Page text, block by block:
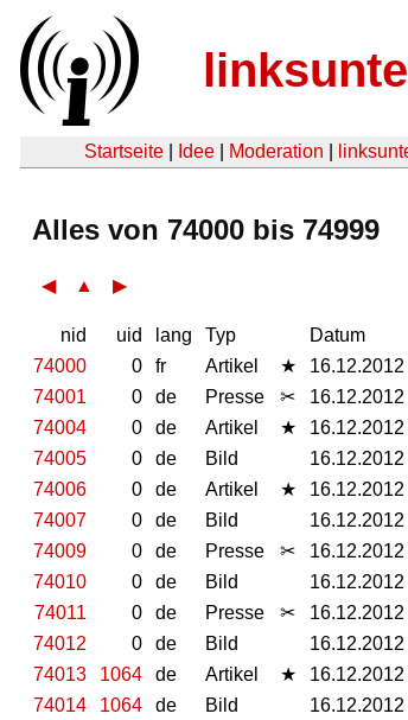
Startseite Idee Moderation
Alles von 74000 bis 74999
◀ ▲ ▶
nid uid lang Typ Datum
74000
0 fr Artikel ★ 16.12.2012
74001
0 de Presse ✂ 16.12.2012
74004
0 de Artikel ★ 16.12.2012
74005
0 de Bild 16.12.2012
74006
0 de Artikel ★ 16.12.2012
74007
0 de Bild 16.12.2012
74009
0 de Presse ✂ 16.12.2012
74010
0 de Bild 16.12.2012
74011
0 de Presse ✂ 16.12.2012
74012
0 de Bild 16.12.2012
74013
1064 de Artikel ★ 16.12.2012
74014
1064 de Bild 16.12.2012